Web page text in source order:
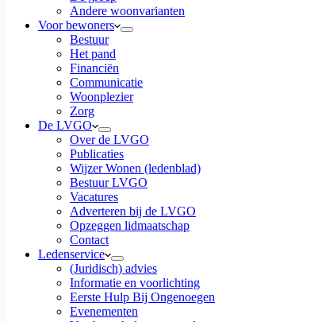
Andere woonvarianten
Voor bewoners
Bestuur
Het pand
Financiën
Communicatie
Woonplezier
Zorg
De LVGO
Over de LVGO
Publicaties
Wijzer Wonen (ledenblad)
Bestuur LVGO
Vacatures
Adverteren bij de LVGO
Opzeggen lidmaatschap
Contact
Ledenservice
(Juridisch) advies
Informatie en voorlichting
Eerste Hulp Bij Ongenoegen
Evenementen